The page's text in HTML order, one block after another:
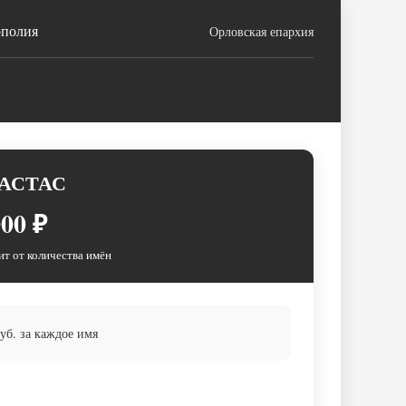
Орловская епархия
₽
от количества имён
за каждое имя